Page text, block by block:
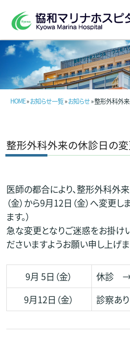
HOME»お知らせ一覧»お知らせ» 整形外科外来
整形外科外来の休診日の変
医師の都合により、整形外科外
（金）から9月12日（金）へ変更
ます。）
急な変更となりご迷惑をお掛け
ださいますようお願い申し上げま
9月 5日（金）
休診 →
9月12日（金）
診察